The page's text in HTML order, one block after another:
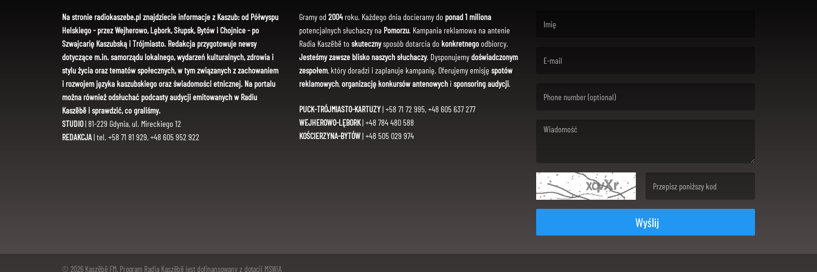
Na stronie radiokaszebe.pl znajdziecie informacje z Kaszub: od Półwyspu
Helskiego - przez Wejherowo, Lębork, Słupsk, Bytów i Chojnice - po
Szwajcarię Kaszubską i Trójmiasto. Redakcja przygotowuje newsy
dotyczące m.in. samorządu lokalnego, wydarzeń kulturalnych, zdrowia i
stylu życia oraz tematów społecznych, w tym związanych z zachowaniem
i rozwojem języka kaszubskiego oraz świadomości etnicznej. Na portalu
można również odsłuchać podcasty audycji emitowanych w Radiu
Kaszëbë i sprawdzić, co graliśmy.
STUDIO| 81-229 Gdynia, ul. Mireckiego 12
REDAKCJA| tel. +58 71 81 929, +48 605 952 922
Gramy od 2004roku. Każdego dnia docieramy do ponad 1 miliona
potencjalnych słuchaczy na Pomorzu. Kampania reklamowa na antenie
Radia Kaszëbë toskutecznysposób dotarcia dokonkretnegoodbiorcy.
Jesteśmy zawsze blisko naszych słuchaczy. Dysponujemydoświadczonym
zespołem, który doradzi i zaplanuje kampanię. Oferujemy emisję spotów
reklamowych,organizację konkursów antenowychi sponsoring audycji.
PUCK-TRÓJMIASTO-KARTUZY| +58 71 72 995, +48 605 637 277
WEJHEROWO-LĘBORK| +48 784 480 588
KOŚCIERZYNA-BYTÓW| +48 505 029 974
Wyślij
© 2026 Kaszëbë FM. Program Radia Kaszëbë jest dofinansowany z dotacji MSWiA